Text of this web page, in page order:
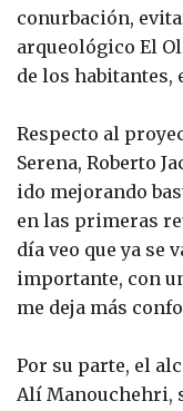
conurbación,
arqueológico El
de los habitantes,
Respecto al
Serena, Roberto
ido mejorando
en las primeras
día veo que ya se
importante, con
me deja más
Por su parte, el
Alí Manouchehri,